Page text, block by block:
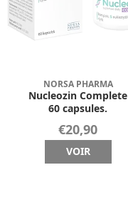
NORSA PHARMA
Nucleozin Complete
60 capsules.
€20,90
VOIR